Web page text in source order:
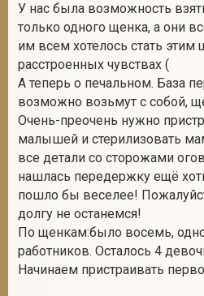
У нас была возможность
только одного щенка, а они
им всем хотелось стать
расстроенных чувствах (
А теперь о печальном. База
возможно возьмут с собой,
Очень-преочень нужно
малышей и стерилизовать
все детали со сторожами
нашлась передержку ещё
пошло бы веселее!
долгу не останемся!
По щенкам:было восемь,
работников. Осталось 4
Начинаем пристраивать